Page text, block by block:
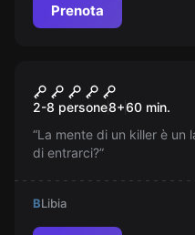
Prenota
Il Delitto
2-8 persone8+60 min.
“La mente di un killer è un
di entrarci?”
BLibia